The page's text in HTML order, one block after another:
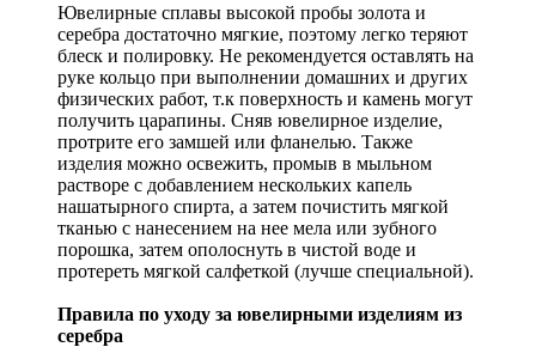
Ювелирные сплавы высокой пробы золота и
серебра достаточно мягкие, поэтому легко теряют
блеск и полировку. Не рекомендуется оставлять на
руке кольцо при выполнении домашних и других
физических работ, т.к поверхность и камень могут
получить царапины. Сняв ювелирное изделие,
протрите его замшей или фланелью. Также
изделия можно освежить, промыв в мыльном
растворе с добавлением нескольких капель
нашатырного спирта, а затем почистить мягкой
тканью с нанесением на нее мела или зубного
порошка, затем ополоснуть в чистой воде и
протереть мягкой салфеткой (лучше специальной).
Правила по уходу за ювелирными изделиям из
серебра